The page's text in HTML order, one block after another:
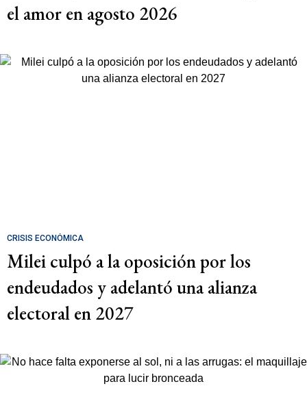
el amor en agosto 2026
CRISIS ECONÓMICA
Milei culpó a la oposición por los
endeudados y adelantó una alianza
electoral en 2027